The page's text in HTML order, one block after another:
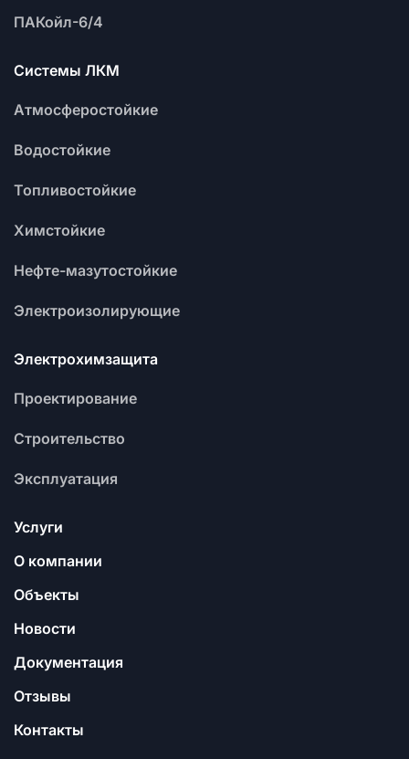
ПАКойл-6/4
Системы ЛКМ
Атмосферостойкие
Водостойкие
Топливостойкие
Химстойкие
Нефте-мазутостойкие
Электроизолирующие
Электрохимзащита
Проектирование
Строительство
Эксплуатация
Услуги
О компании
Объекты
Новости
Документация
Отзывы
Контакты